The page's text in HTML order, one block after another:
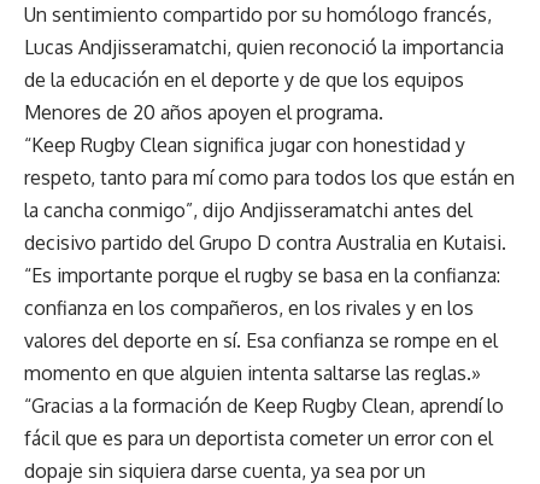
Un sentimiento compartido por su homólogo francés,
Lucas Andjisseramatchi, quien reconoció la importancia
de la educación en el deporte y de que los equipos
Menores de 20 años apoyen el programa.
“Keep Rugby Clean significa jugar con honestidad y
respeto, tanto para mí como para todos los que están en
la cancha conmigo”, dijo Andjisseramatchi antes del
decisivo partido del Grupo D contra Australia en Kutaisi.
“Es importante porque el rugby se basa en la confianza:
confianza en los compañeros, en los rivales y en los
valores del deporte en sí. Esa confianza se rompe en el
momento en que alguien intenta saltarse las reglas.»
“Gracias a la formación de Keep Rugby Clean, aprendí lo
fácil que es para un deportista cometer un error con el
dopaje sin siquiera darse cuenta, ya sea por un